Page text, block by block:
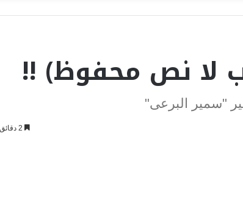
لا نص محفوظ) !!
"سمير البرعى"